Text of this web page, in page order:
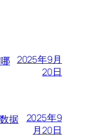
2025年9月
20日
据
2025年9
月20日